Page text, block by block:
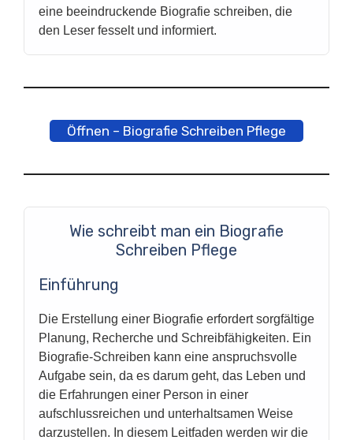
eine beeindruckende Biografie schreiben, die
den Leser fesselt und informiert.
Öffnen – Biografie Schreiben Pflege
Wie schreibt man ein Biografie
Schreiben Pflege
Einführung
Die Erstellung einer Biografie erfordert sorgfältige
Planung, Recherche und Schreibfähigkeiten. Ein
Biografie-Schreiben kann eine anspruchsvolle
Aufgabe sein, da es darum geht, das Leben und
die Erfahrungen einer Person in einer
aufschlussreichen und unterhaltsamen Weise
darzustellen. In diesem Leitfaden werden wir die